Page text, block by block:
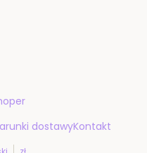
dostawyKontakt